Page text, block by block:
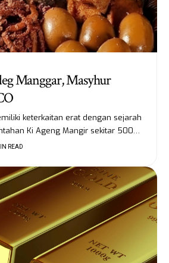
Manggar, Masyhur
keterkaitan erat dengan sejarah
Ki Ageng Mangir sekitar 500…
READ